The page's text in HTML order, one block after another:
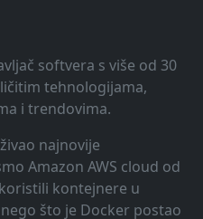
softvera s više od 30
tehnologijama,
i trendovima.
najnovije
Amazon AWS cloud od
kontejnere u
što je Docker postao